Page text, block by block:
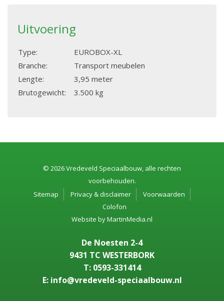
Uitvoering
Type:
EUROBOX-XL
Branche:
Transport meubelen
Lengte:
3,95 meter
Brutogewicht:
3.500 kg
© 2026 Vredeveld Speciaalbouw, alle rechten
voorbehouden.
Sitemap
Privacy & disclaimer
Voorwaarden
Colofon
Website byMartinMedia.nl
De Noesten 2-4
9431 TC WESTERBORK
T: 0593-331414
E: info@vredeveld-speciaalbouw.nl